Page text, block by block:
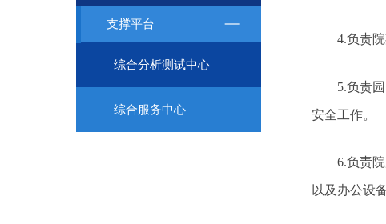
支撑平台
综合分析测试中心
综合服务中心
4.负责
5.负责
安全工作。
6.负责
以及办公设